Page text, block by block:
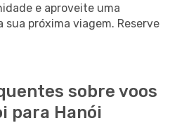
e aproveite uma
próxima viagem. Reserve
sobre voos
para Hanói